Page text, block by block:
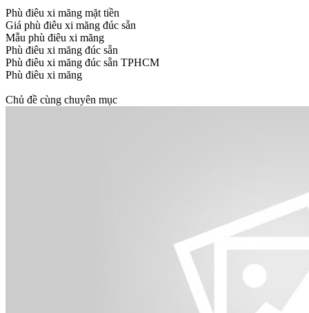
Phù điêu xi măng mặt tiền
Giá phù điêu xi măng đúc sẵn
Mẫu phù điêu xi măng
Phù điêu xi măng đúc sẵn
Phù điêu xi măng đúc sẵn TPHCM
Phù điêu xi măng
Chủ đề cùng chuyên mục